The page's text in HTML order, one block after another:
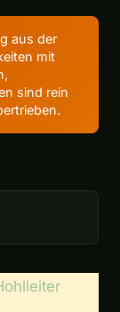
aus der
mit
sind rein